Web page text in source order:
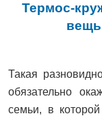
Термос-
Такая
обязательно
семьи, в